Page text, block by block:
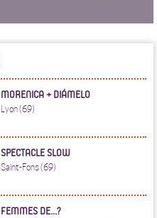
MORENICA + DIÁMELO
Lyon (69)
SPECTACLE SLOW
Saint-Fons (69)
FEMMES DE...?